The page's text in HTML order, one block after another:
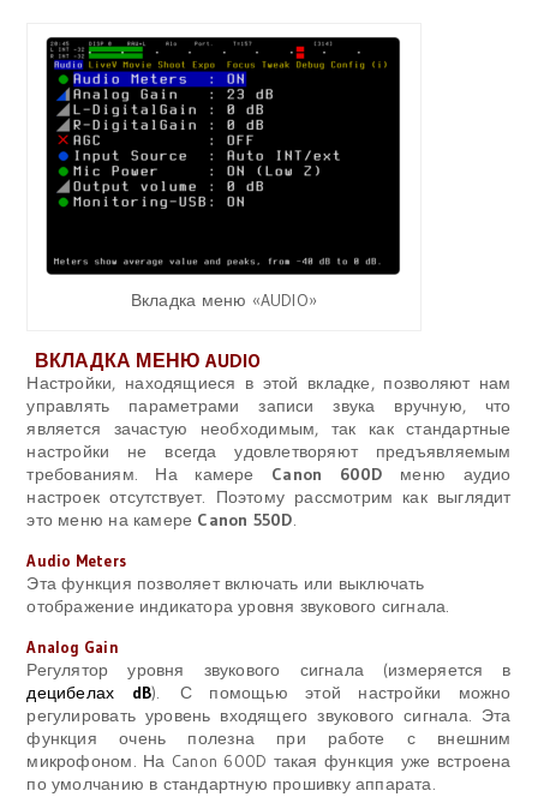
Вкладка меню «AUDIO»
ВКЛАДКА МЕНЮ AUDIO
Настройки, находящиеся в этой вкладке, позволяют нам
управлять параметрами записи звука вручную, что
является зачастую необходимым, так как стандартные
настройки не всегда удовлетворяют предъявляемым
требованиям. На камере Canon 600D меню аудио
настроек отсутствует. Поэтому рассмотрим как выглядит
это меню на камере Canon 550D.
Audio Meters
Эта функция позволяет включать или выключать
отображение индикатора уровня звукового сигнала.
Analog Gain
Регулятор уровня звукового сигнала (измеряется в
децибелах dB). С помощью этой настройки можно
регулировать уровень входящего звукового сигнала. Эта
функция очень полезна при работе с внешним
микрофоном. На Canon 600D такая функция уже встроена
по умолчанию в стандартную прошивку аппарата.